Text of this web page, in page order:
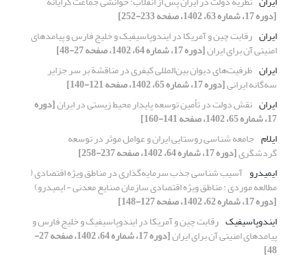
[دوره 17، شماره 63، 1402، صفحه 233-252]
ایران رقابت چین و آمریکا در ایندوپاسیفیک و خلیج فارس و پیامدهای
امنیتی آن برای ایران[دوره 17، شماره 64، 1402، صفحه 27-48]
ایران ظرفیت‌های دیوان بین‌المللی کیفری در مناقشة بر سر جزایر
سه‌گانه ایرانی[دوره 17، شماره 65، 1402، صفحه 121-140]
ایران نقش دولت در تأمین توسعه پایدار محیط زیستی در ایران[دوره
17، شماره 65، 1402، صفحه 141-160]
ایلام جامعه شناسی روستایی ایران و عوامل موثر در توسعه
گردشگری[دوره 17، شماره 64، 1402، صفحه 237-258]
ایمیدرو آسیب شناسی جذب سرمایه‌گذاری در مناطق ویژه اقتصادی (
مطالعه موردی : مناطق ویژه اقتصادی سازمان صنایع معدنی - ایمیدرو)
[دوره 17، شماره 62، 1402، صفحه 127-148]
ایندوپاسیفیک رقابت چین و آمریکا در ایندوپاسیفیک و خلیج فارس و
پیامدهای امنیتی آن برای ایران [دوره 17، شماره 64، 1402، صفحه 27-
48]